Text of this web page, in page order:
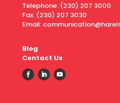
Telephone: (230) 207 3000
Fax: (230) 207 3030
Email:
Blog
Contact Us